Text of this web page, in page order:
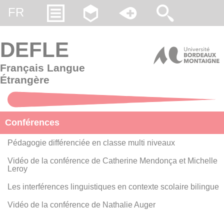
FR
DEFLE
Français Langue
Étrangère
Conférences
Pédagogie différenciée en classe multi niveaux
Vidéo de la conférence de Catherine Mendonça et Michelle
Leroy
Les interférences linguistiques en contexte scolaire bilingue
Vidéo de la conférence de Nathalie Auger
Gestion des cookies